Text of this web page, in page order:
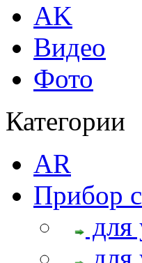
AK
Видео
Фото
Категории
AR
Прибор
для